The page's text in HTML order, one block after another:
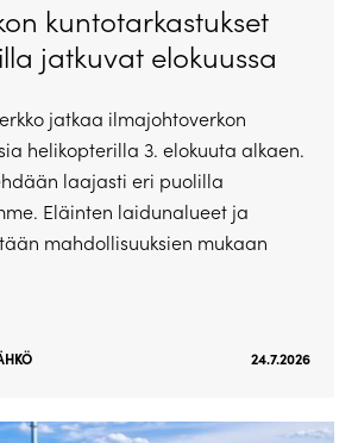
kuntotarkastukset
jatkuvat elokuussa
jatkaa ilmajohtoverkon
helikopterilla 3. elokuuta alkaen.
laajasti eri puolilla
Eläinten laidunalueet ja
mahdollisuuksien mukaan
24.7.2026